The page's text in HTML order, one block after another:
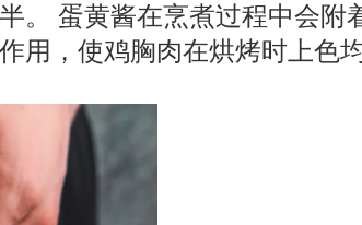
。 蛋黄酱在烹煮过程中会附
用，使鸡胸肉在烘烤时上色